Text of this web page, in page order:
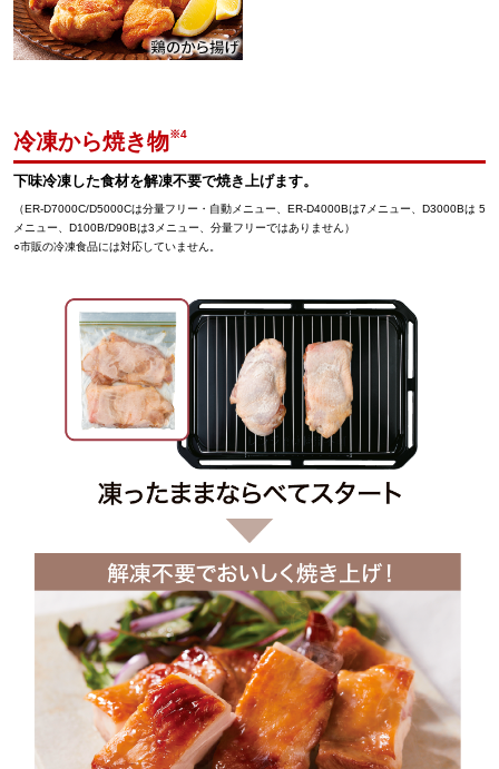
冷凍から焼き物※4
下味冷凍した食材を解凍不要で焼き上げます。
（ER-D7000C/D5000Cは分量フリー・自動メニュー、ER-D4000Bは7メニュー、D3000Bは 5
メニュー、D100B/D90Bは3メニュー、分量フリーではありません）
○市販の冷凍食品には対応していません。